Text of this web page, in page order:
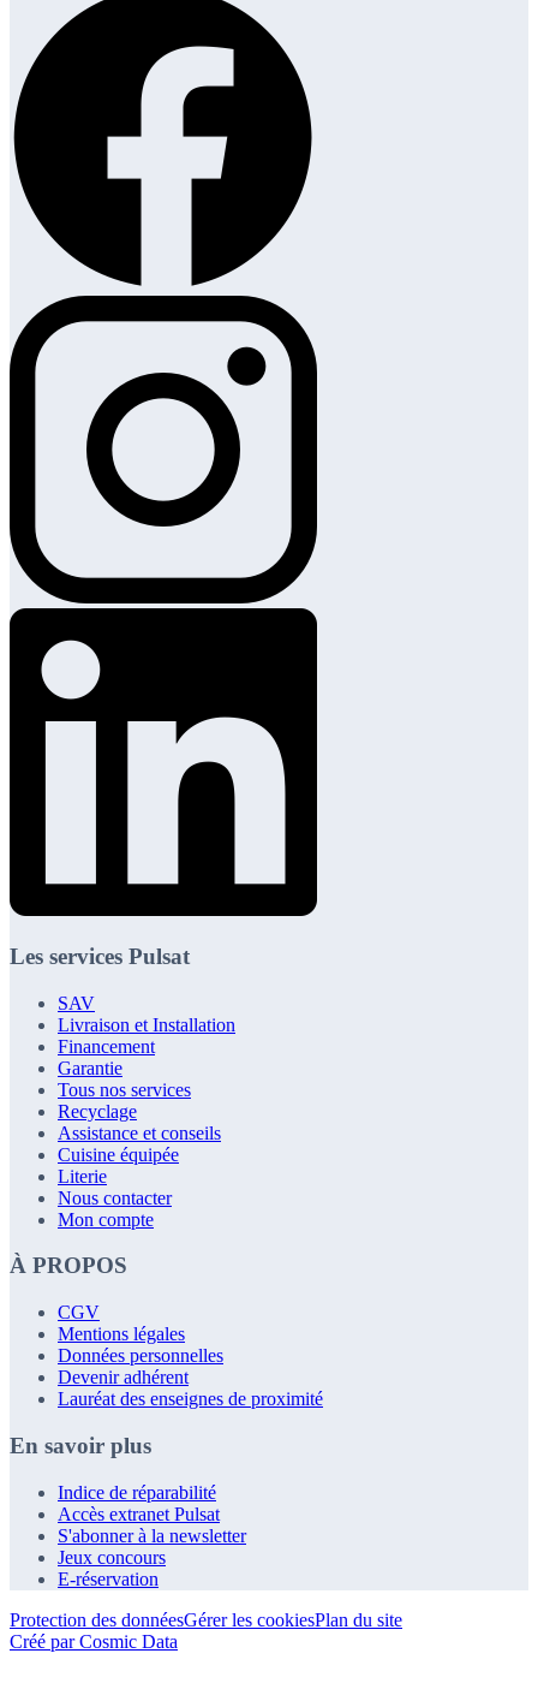
Les services Pulsat
SAV
Livraison et Installation
Financement
Garantie
Tous nos services
Recyclage
Assistance et conseils
Cuisine équipée
Literie
Nous contacter
Mon compte
À PROPOS
CGV
Mentions légales
Données personnelles
Devenir adhérent
Lauréat des enseignes de proximité
En savoir plus
Indice de réparabilité
Accès extranet Pulsat
S'abonner à la newsletter
Jeux concours
E-réservation
Protection des donnéesGérer les cookiesPlan du site
Créé par Cosmic Data